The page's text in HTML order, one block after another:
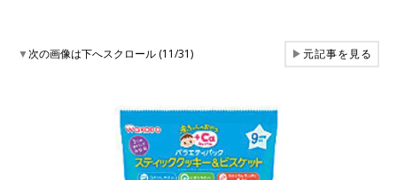
▼次の画像は下へスクロール (11/31) ▶元記事を見る